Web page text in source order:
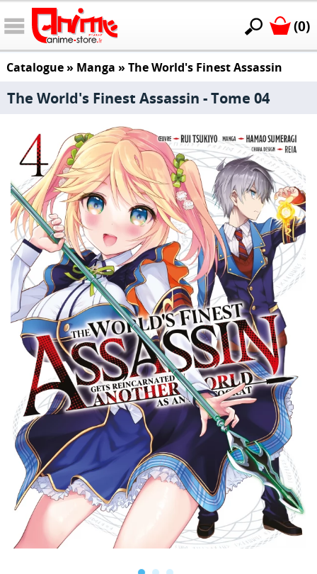
(0)
Catalogue» Manga » The World's Finest Assassin
The World's Finest Assassin - Tome 04